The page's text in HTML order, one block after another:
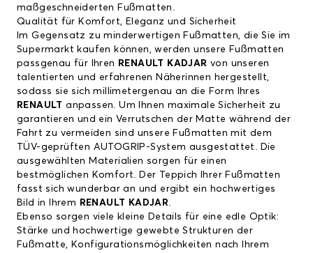
maßgeschneiderten Fußmatten.
Qualität für Komfort, Eleganz und Sicherheit
Im Gegensatz zu minderwertigen Fußmatten, die Sie im
Supermarkt kaufen können, werden unsere Fußmatten
passgenau für Ihren RENAULT KADJAR von unseren
talentierten und erfahrenen Näherinnen hergestellt,
sodass sie sich millimetergenau an die Form Ihres
RENAULTanpassen. Um Ihnen maximale Sicherheit zu
garantieren und ein Verrutschen der Matte während der
Fahrt zu vermeiden sind unsere Fußmatten mit dem
TÜV-geprüften AUTOGRIP-System ausgestattet. Die
ausgewählten Materialien sorgen für einen
bestmöglichen Komfort. Der Teppich Ihrer Fußmatten
fasst sich wunderbar an und ergibt ein hochwertiges
Bild in Ihrem RENAULT KADJAR.
Ebenso sorgen viele kleine Details für eine edle Optik:
Stärke und hochwertige gewebte Strukturen der
Fußmatte, Konfigurationsmöglichkeiten nach Ihrem